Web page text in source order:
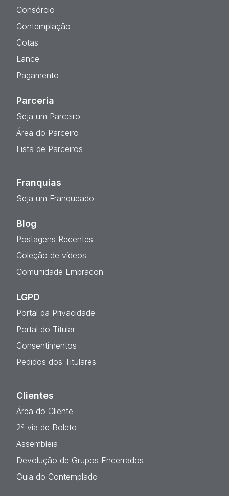
Consórcio
Contemplação
Cotas
Lance
Pagamento
Parceria
Seja um Parceiro
Área do Parceiro
Lista de Parceiros
Franquias
Seja um Franqueado
Blog
Postagens Recentes
Coleção de vídeos
Comunidade Embracon
LGPD
Portal da Privacidade
Portal do Titular
Consentimentos
Pedidos dos Titulares
Clientes
Área do Cliente
2ª via de Boleto
Assembleia
Devolução de Grupos Encerrados
Guia do Contemplado